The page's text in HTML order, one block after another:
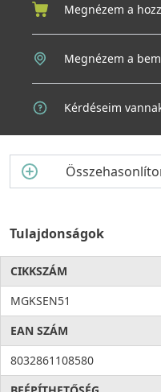
Megnézem a
Megnézem a
Kérdéseim
Tulajdonságok
CIKKSZÁM
MGKSEN51
EAN SZÁM
8032861108580